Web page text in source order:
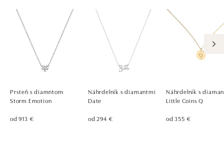
Prsteň s diamntom
Storm Emotion
od 913 €
Náhrdelník s diamantmi
Date
od 294 €
Náhrdelník s
Little Coins Q
od 355 €